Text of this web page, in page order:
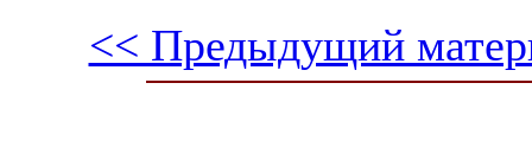
<< Предыдущий